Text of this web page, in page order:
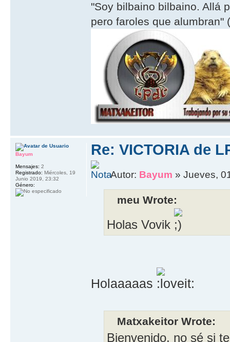
"Soy bilbaino bilbaino. Allá
pero faroles que alumbran"
Re: VICTORIA de
Autor: Bayum » Jueves,
meu Wrote:
Holas Vovik
Holaaaaas
Matxakeitor Wrote:
Bienvenido, no sé si
Bayum
Mensajes: 2
Registrado: Miércoles, 19
Junio 2019, 23:32
Género: